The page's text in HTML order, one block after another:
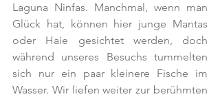
Laguna Ninfas. Manchmal, wenn man
Glück hat, können hier junge Mantas
oder Haie gesichtet werden, doch
während unseres Besuchs tummelten
sich nur ein paar kleinere Fische im
Wasser. Wir liefen weiter zur berühmten